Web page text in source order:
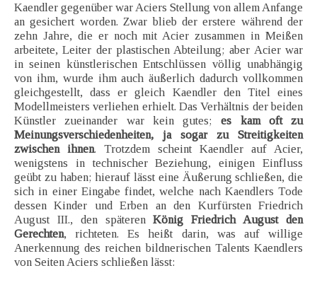
Kaendler gegenüber war Aciers Stellung von allem Anfange
an gesichert worden. Zwar blieb der erstere während der
zehn Jahre, die er noch mit Acier zusammen in Meißen
arbeitete, Leiter der plastischen Abteilung; aber Acier war
in seinen künstlerischen Entschlüssen völlig unabhängig
von ihm, wurde ihm auch äußerlich dadurch vollkommen
gleichgestellt, dass er gleich Kaendler den Titel eines
Modellmeisters verliehen erhielt. Das Verhältnis der beiden
Künstler zueinander war kein gutes;es kam oft zu
Meinungsverschiedenheiten, ja sogar zu Streitigkeiten
zwischen ihnen. Trotzdem scheint Kaendler auf Acier,
wenigstens in technischer Beziehung, einigen Einfluss
geübt zu haben; hierauf lässt eine Äußerung schließen, die
sich in einer Eingabe findet, welche nach Kaendlers Tode
dessen Kinder und Erben an den Kurfürsten Friedrich
August III., den späterenKönig Friedrich August den
Gerechten, richteten. Es heißt darin, was auf willige
Anerkennung des reichen bildnerischen Talents Kaendlers
von Seiten Aciers schließen lässt: